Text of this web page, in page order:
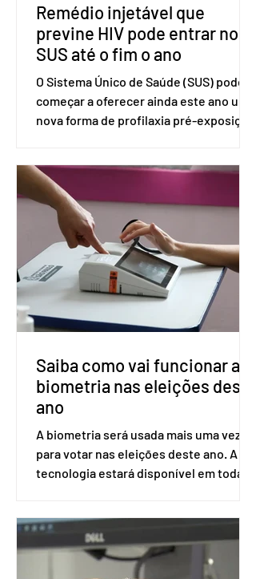
Remédio injetável que
previne HIV pode entrar no
SUS até o fim o ano
O Sistema Único de Saúde (SUS) pode
começar a oferecer ainda este ano uma
nova forma de profilaxia pré-exposição
medicamento carbotegravir, que
impede a replicação do vírus de forma
prolongada e pode ser tomado a cada
dois meses. O pedido de inclusão vai
ser encaminhado pelo Ministério da
Saúde à Comissão Nacional de
Incorporação de Novas Tecnologias no
SUS (Conitec) na semana que vem. A
Conitec é um colegiado
Saiba como vai funcionar a
biometria nas eleições deste
ano
A biometria será usada mais uma vez
para votar nas eleições deste ano. A
tecnologia estará disponível em todas
Apesar da requisição, a biometria não é
obrigatória para exercer o direito ao
voto. Se o título estiver regular, o